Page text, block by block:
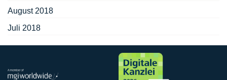
August 2018
Juli 2018